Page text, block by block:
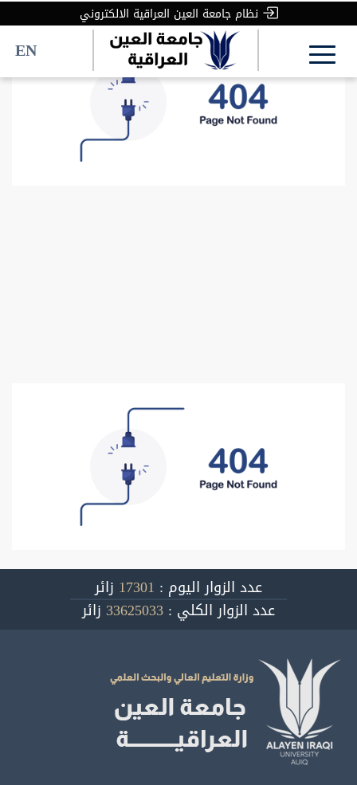
نظام جامعة العين العراقية الالكتروني
EN
نظام جامعة العين العراقية الالكتروني
EN
عدد الزوار اليوم : 17301 زائر
عدد الزوار الكلي : 33625033 زائر